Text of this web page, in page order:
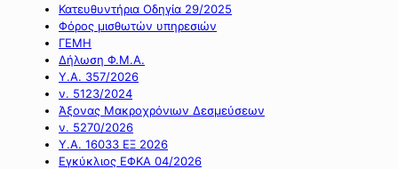
Κατευθυντήρια Οδηγία 29/2025
Φόρος μισθωτών υπηρεσιών
ΓΕΜΗ
Δήλωση Φ.Μ.Α.
Υ.Α. 357/2026
ν. 5123/2024
Άξονας Μακροχρόνιων Δεσμεύσεων
ν. 5270/2026
Υ.Α. 16033 ΕΞ 2026
Εγκύκλιος ΕΦΚΑ 04/2026